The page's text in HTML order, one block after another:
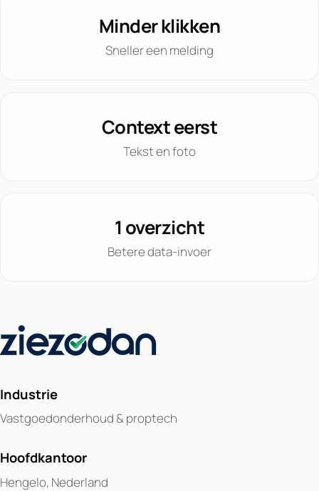
Minder klikken
Sneller een melding
Context eerst
Tekst en foto
1 overzicht
Betere data-invoer
Industrie
Vastgoedonderhoud & proptech
Hoofdkantoor
Hengelo, Nederland